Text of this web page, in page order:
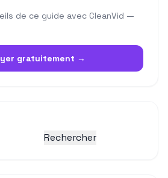
de ce guide avec CleanVid —
gratuitement →
Rechercher